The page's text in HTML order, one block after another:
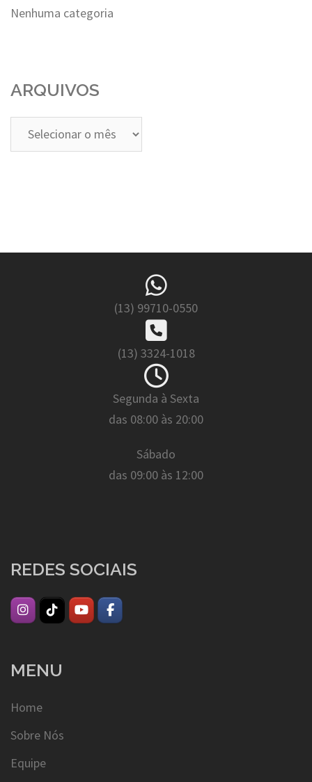
Nenhuma categoria
ARQUIVOS
Arquivos
(13) 99710-0550
(13) 3324-1018
Segunda à Sexta
das 08:00 às 20:00
Sábado
das 09:00 às 12:00
REDES SOCIAIS
MENU
Home
Sobre Nós
Equipe